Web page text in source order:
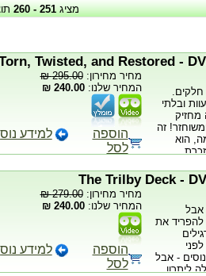
מציג251
-
260
חלקים.
ובלתי
מחזיק
זה
הוא
מחיר מחירון:295.00 ₪
המחיר שלנו:240.00 ₪
הוספה
לסל
למידע
אבל
את
- אבל
ליתרון
מחיר מחירון:279.00 ₪
המחיר שלנו:240.00 ₪
הוספה
לסל
למידע